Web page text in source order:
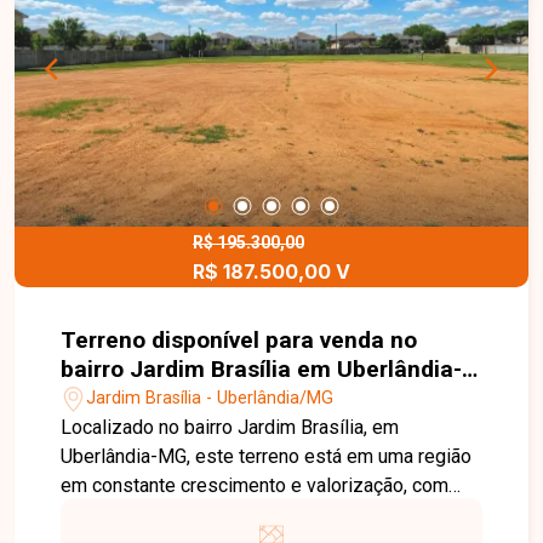
grande potencial de valorização. Esta é uma
excelente oportunidade para adquirir um terreno
bem localizado no bairro Jardim Brasília. Agende
uma visita e venha conhecer todos os detalhes
deste imóvel.
R$ 195.300,00
R$ 187.500,00 V
Terreno disponível para venda no
bairro Jardim Brasília em Uberlândia-
MGJardim Brasília - Uberlândia/MG
Localizado no bairro Jardim Brasília, em
Uberlândia-MG, este terreno está em uma região
em constante crescimento e valorização, com